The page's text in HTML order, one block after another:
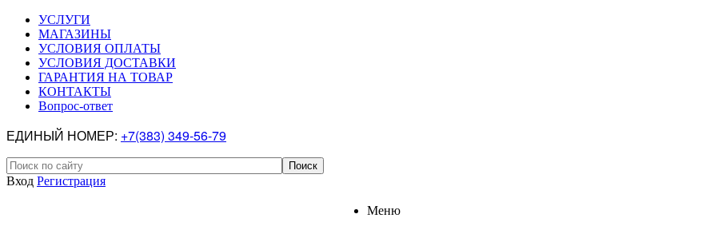
УСЛУГИ
МАГАЗИНЫ
УСЛОВИЯ ОПЛАТЫ
УСЛОВИЯ ДОСТАВКИ
ГАРАНТИЯ НА ТОВАР
КОНТАКТЫ
Вопрос-ответ
ЕДИНЫЙ НОМЕР: +7(383) 349-56-79
Вход Регистрация
Меню